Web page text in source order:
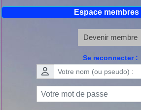
Espace membres
Devenir membre
Se reconnecter :